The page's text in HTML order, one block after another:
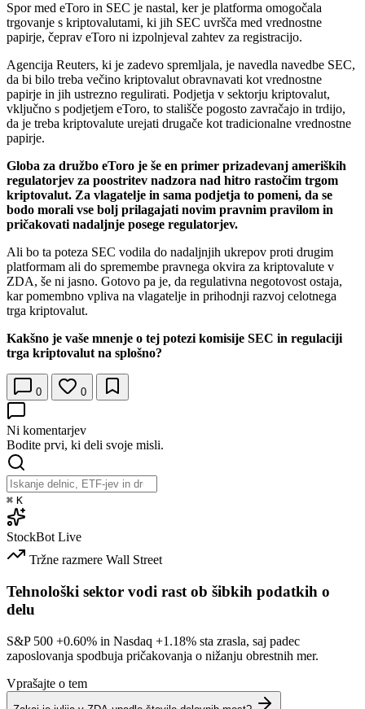
Spor med eToro in SEC je nastal, ker je platforma omogočala
trgovanje s kriptovalutami, ki jih SEC uvršča med vrednostne
papirje, čeprav eToro ni izpolnjeval zahtev za registracijo.
Agencija Reuters, ki je zadevo spremljala, je navedla navedbe SEC,
da bi bilo treba večino kriptovalut obravnavati kot vrednostne
papirje in jih ustrezno regulirati. Podjetja v sektorju kriptovalut,
vključno s podjetjem eToro, to stališče pogosto zavračajo in trdijo,
da je treba kriptovalute urejati drugače kot tradicionalne vrednostne
papirje.
Globa za družbo eToro je še en primer prizadevanj ameriških
regulatorjev za poostritev nadzora nad hitro rastočim trgom
kriptovalut. Za vlagatelje in sama podjetja to pomeni, da se
bodo morali vse bolj prilagajati novim pravnim pravilom in
pričakovati nadaljnje posege regulatorjev.
Ali bo ta poteza SEC vodila do nadaljnjih ukrepov proti drugim
platformam ali do spremembe pravnega okvira za kriptovalute v
ZDA, še ni jasno. Gotovo pa je, da regulativna negotovost ostaja,
kar pomembno vpliva na vlagatelje in prihodnji razvoj celotnega
trga kriptovalut.
Kakšno je vaše mnenje o tej potezi komisije SEC in regulaciji
trga kriptovalut na splošno?
0 0
Ni komentarjev
Bodite prvi, ki deli svoje misli.
⌘ K
StockBot Live
Tržne razmere Wall Street
Tehnološki sektor vodi rast ob šibkih podatkih o
delu
S&P 500 +0.60% in Nasdaq +1.18% sta zrasla, saj padec
zaposlovanja spodbuja pričakovanja o nižanju obrestnih mer.
Vprašajte o tem